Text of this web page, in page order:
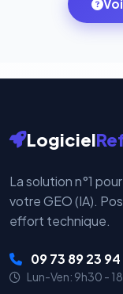
votre historique.
par nos
Logiciel
La solution n°1
votre GEO (IA).
effort technique.
09 73 89 23 94
Lun-Ven: 9h30 -